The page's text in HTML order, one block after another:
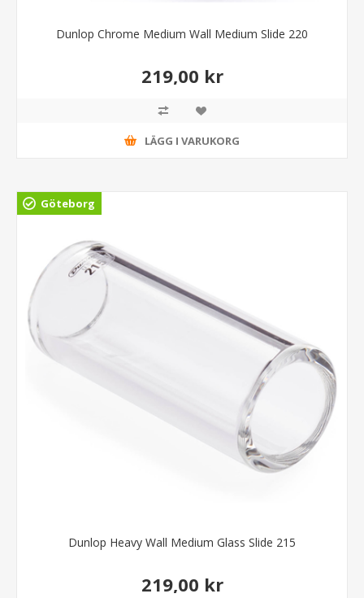
Dunlop Chrome Medium Wall Medium Slide 220
219,00 kr
LÄGG I VARUKORG
Göteborg
Dunlop Heavy Wall Medium Glass Slide 215
219,00 kr